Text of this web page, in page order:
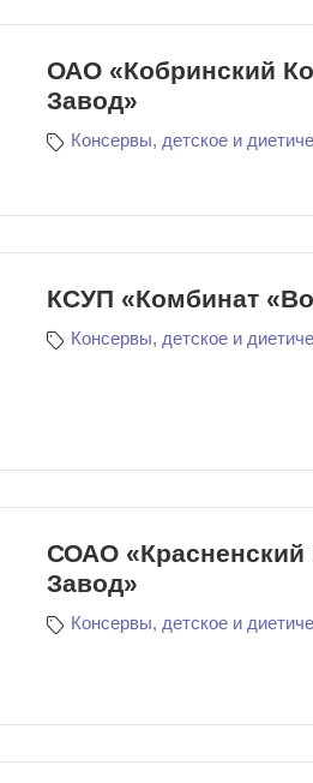
ОАО «Кобринский
Завод»
Консервы, детское и
КСУП «Комбинат
Консервы, детское и
СОАО
Завод»
Консервы, детское и